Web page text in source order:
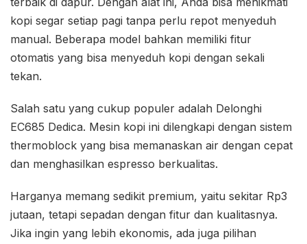
kopi segar setiap pagi tanpa perlu repot menyeduh
manual. Beberapa model bahkan memiliki fitur
otomatis yang bisa menyeduh kopi dengan sekali
tekan.
Salah satu yang cukup populer adalah Delonghi
EC685 Dedica. Mesin kopi ini dilengkapi dengan sistem
thermoblock yang bisa memanaskan air dengan cepat
dan menghasilkan espresso berkualitas.
Harganya memang sedikit premium, yaitu sekitar Rp3
jutaan, tetapi sepadan dengan fitur dan kualitasnya.
Jika ingin yang lebih ekonomis, ada juga pilihan